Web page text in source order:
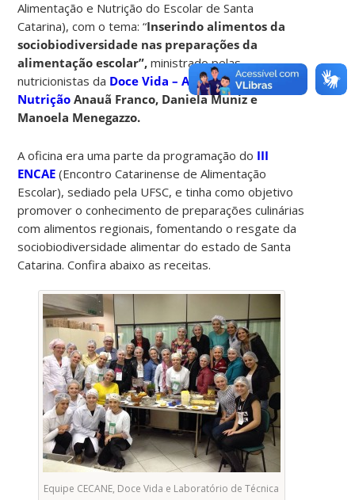
Alimentação e Nutrição do Escolar de Santa
Catarina), com o tema: “Inserindo alimentos da
sociobiodiversidade nas preparações da
alimentação escolar”, ministrado pelas
nutricionistas da Doce Vida – Assessoria em
Nutrição Anauã Franco, Daniela Muniz e
Manoela Menegazzo.
A oficina era uma parte da programação do III
ENCAE (Encontro Catarinense de Alimentação
Escolar), sediado pela UFSC, e tinha como objetivo
promover o conhecimento de preparações culinárias
com alimentos regionais, fomentando o resgate da
sociobiodiversidade alimentar do estado de Santa
Catarina. Confira abaixo as receitas.
Equipe CECANE, Doce Vida e Laboratório de Técnica